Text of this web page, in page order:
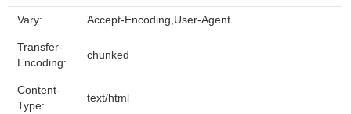
Vary: Accept-Encoding,User-Agent
Transfer-
Encoding:
chunked
Content-
Type:
text/html